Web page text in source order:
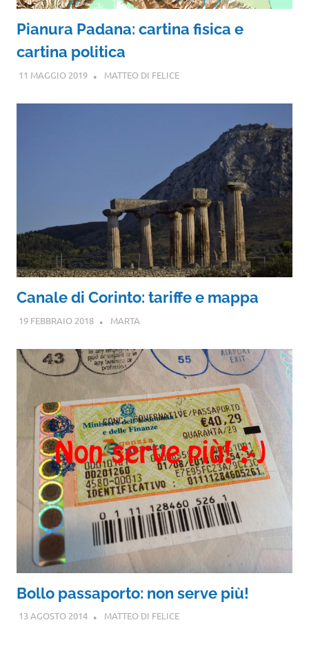
Pianura Padana: cartina fisica e
cartina politica
11 MAGGIO 2019 MATTEO DI FELICE
Canale di Corinto: tariffe e mappa
19 FEBBRAIO 2018 MARTA
Bollo passaporto: non serve più!
13 AGOSTO 2014 MATTEO DI FELICE